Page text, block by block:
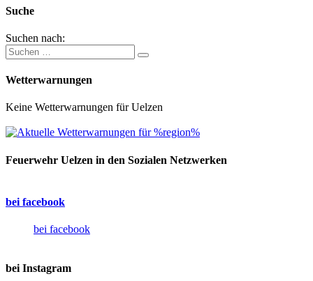
Suche
Suchen nach:
Wetterwarnungen
Keine Wetterwarnungen für Uelzen
Feuerwehr Uelzen in den Sozialen Netzwerken
bei facebook
bei facebook
bei Instagram